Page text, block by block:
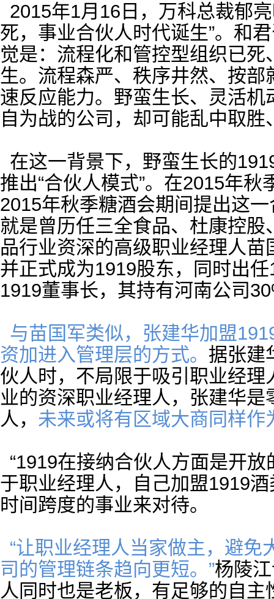
2015年1月16日，万科总裁郁
死，事业合伙人时代诞生”。和
觉是：流程化和管控型组织已
生。流程森严、秩序井然、按
速反应能力。野蛮生长、灵活
自为战的公司，却可能乱中取胜
在这一背景下，野蛮生长的
推出“合伙人模式”。在2015年
2015年秋季糖酒会期间提出这一
就是曾历任三全食品、杜康控
品行业资深的高级职业经理人
并正式成为1919股东，同时出
1919董事长，其持有河南公司
与苗国军类似，张建华加盟
资加进入管理层的方式。 据张建
伙人时，不局限于吸引职业经
业的资深职业经理人，张建华
人， 未来或将有区域大商同样作
“1919在接纳合伙人方面是开
于职业经理人，自己加盟1919
时间跨度的事业来对待。
“让职业经理人当家做主，避免
司的管理链条趋向更短。”杨陵
人同时也是老板，有足够的自